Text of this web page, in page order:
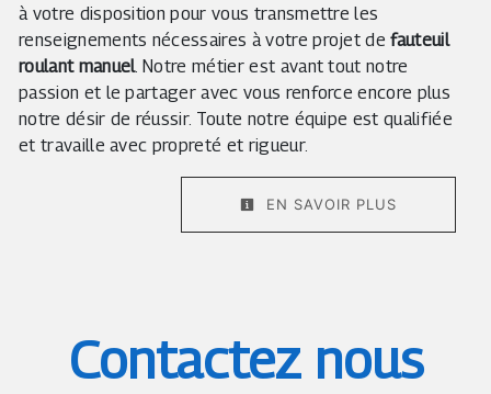
à votre disposition pour vous transmettre les
renseignements nécessaires à votre projet defauteuil
roulant manuel. Notre métier est avant tout notre
passion et le partager avec vous renforce encore plus
notre désir de réussir. Toute notre équipe est qualifiée
et travaille avec propreté et rigueur.
EN SAVOIR PLUS
Contactez nous